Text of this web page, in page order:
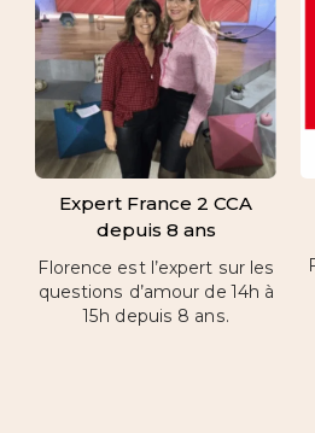
Expert France 2 CCA
depuis 8 ans
Florence est l’expert sur les
questions d’amour de 14h à
15h depuis 8 ans.